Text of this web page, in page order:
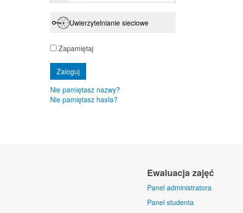
Uwierzytelnianie sieciowe
Zapamiętaj
Nie pamiętasz nazwy?
Nie pamiętasz hasła?
Ewaluacja zajęć
Panel administratora
Panel studenta